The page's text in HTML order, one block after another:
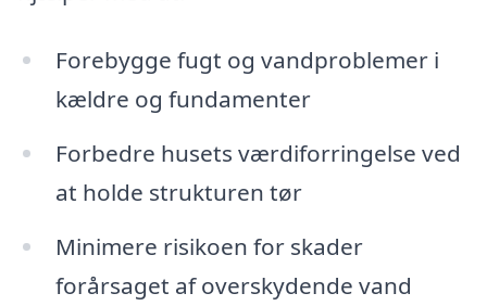
Forebygge fugt og vandproblemer i
kældre og fundamenter
Forbedre husets værdiforringelse ved
at holde strukturen tør
Minimere risikoen for skader
forårsaget af overskydende vand